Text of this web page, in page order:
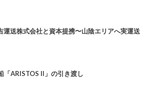
送株式会社と資本提携〜山陰エリアへ実運送
「ARISTOS II」の引き渡し